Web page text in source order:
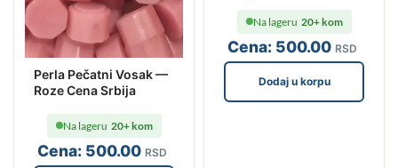
Perla Pečatni Vosak —
Roze Cena Srbija
Cena: 500.00 RSD
Na lageru 20+ kom
Cena: 500.00 RSD
Na lageru 20+ kom
Dodaj u korpu